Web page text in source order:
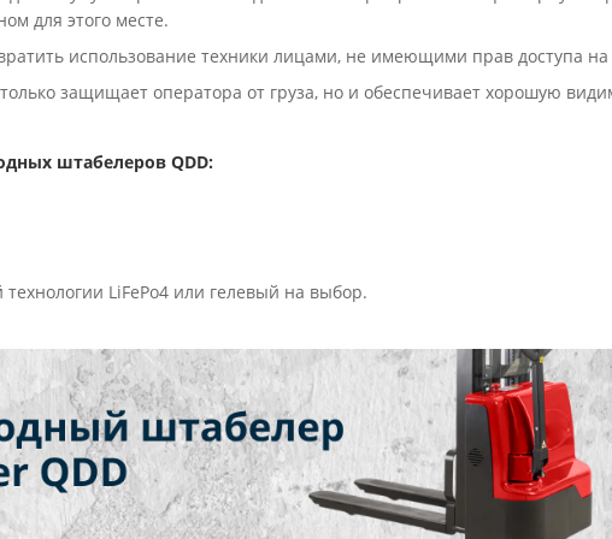
для этого месте.
использование техники лицами, не имеющими прав доступа
защищает оператора от груза, но и обеспечивает хорошую
штабелеров QDD:
LiFePo4 или гелевый на выбор.